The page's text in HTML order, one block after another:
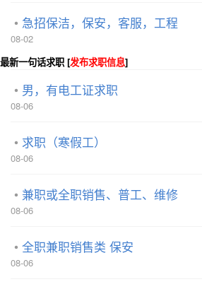
急招保洁，保安，客服，工程
08-02
最新一句话求职 [发布求职信息]
男，有电工证求职
08-06
求职（寒假工）
08-06
兼职或全职销售、普工、维修
08-06
全职兼职销售类 保安
08-06